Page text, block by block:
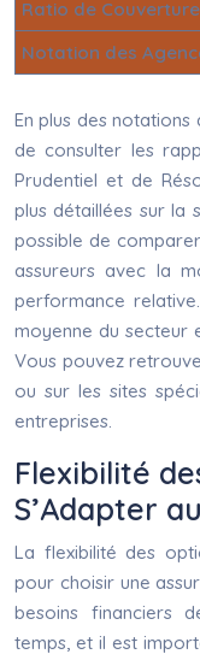
Ratio de Couverture
Notation des
En plus des
de consulter les
Prudentiel et de
plus détaillées sur la
possible de
assureurs avec la
performance
moyenne du secteur
Vous pouvez
ou sur les sites
entreprises.
Flexibilité
S’Adapter
La flexibilité des
pour choisir une
besoins financiers
temps, et il est